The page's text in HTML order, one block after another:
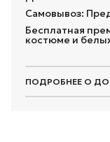
Самовывоз:
Бесплатная
костюме и
ПОДРОБНЕЕ О